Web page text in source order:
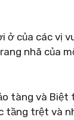
ở của các vị
nhã của
tàng và Biệt
tầng trệt và